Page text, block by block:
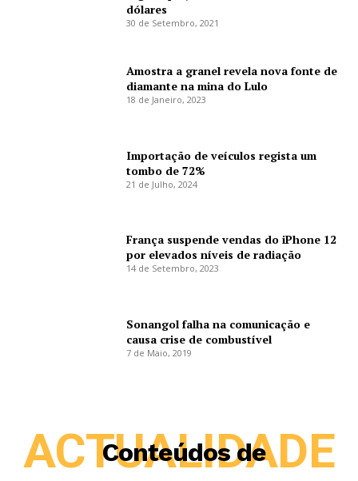
dólares
30 de Setembro, 2021
Amostra a granel revela nova fonte de
diamante na mina do Lulo
18 de Janeiro, 2023
Importação de veículos regista um
tombo de 72%
21 de Julho, 2024
França suspende vendas do iPhone 12
por elevados níveis de radiação
14 de Setembro, 2023
Sonangol falha na comunicação e
causa crise de combustível
7 de Maio, 2019
Conteúdos de
ACTUALIDADE